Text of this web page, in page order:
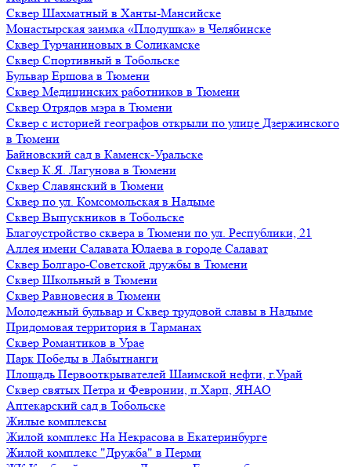
Сквер Шахматный в Ханты-Мансийске
Монастырская заимка «Плодушка» в Челябинске
Сквер Турчаниновых в Соликамске
Сквер Спортивный в Тобольске
Бульвар Ершова в Тюмени
Сквер Медицинских работников в Тюмени
Сквер Отрядов мэра в Тюмени
Сквер с историей географов открыли по улице Дзержинского
в Тюмени
Байновский сад в Каменск-Уральске
Сквер К.Я. Лагунова в Тюмени
Сквер Славянский в Тюмени
Сквер по ул. Комсомольская в Надыме
Сквер Выпускников в Тобольске
Благоустройство сквера в Тюмени по ул. Республики, 21
Аллея имени Салавата Юлаева в городе Салават
Сквер Болгаро-Советской дружбы в Тюмени
Сквер Школьный в Тюмени
Сквер Равновесия в Тюмени
Молодежный бульвар и Сквер трудовой славы в Надыме
Придомовая территория в Тарманах
Сквер Романтиков в Урае
Парк Победы в Лабытнанги
Площадь Первооткрывателей Шаимской нефти, г.Урай
Сквер святых Петра и Февронии, п.Харп, ЯНАО
Аптекарский сад в Тобольске
Жилые комплексы
Жилой комплекс На Некрасова в Екатеринбурге
Жилой комплекс "Дружба" в Перми